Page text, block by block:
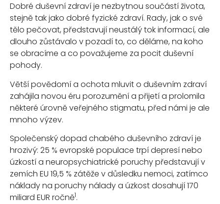
Dobré duševní zdraví je nezbytnou součástí života,
stejně tak jako dobré fyzické zdraví. Rady, jak o své
tělo pečovat, představují neustálý tok informací, ale
dlouho zůstávalo v pozadí to, co děláme, na koho
se obracíme a co považujeme za pocit duševní
pohody.
Větší povědomí a ochota mluvit o duševním zdraví
zahájila novou éru porozumění a přijetí a prolomila
některé úrovně veřejného stigmatu, před námi je ale
mnoho výzev.
Společenský dopad chabého duševního zdraví je
hrozivý: 25 % evropské populace trpí depresí nebo
úzkostí a neuropsychiatrické poruchy představují v
zemích EU 19,5 % zátěže v důsledku nemoci, zatímco
náklady na poruchy nálady a úzkost dosahují 170
miliard EUR ročně1.